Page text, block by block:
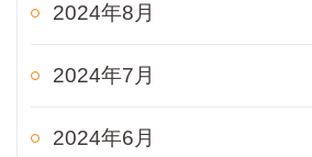
2024年8月
2024年7月
2024年6月